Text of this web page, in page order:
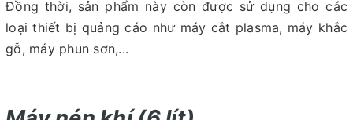
Đồng thời, sản phẩm này còn được sử dụng cho các
loại thiết bị quảng cáo như máy cắt plasma, máy khắc
gỗ, máy phun sơn,...